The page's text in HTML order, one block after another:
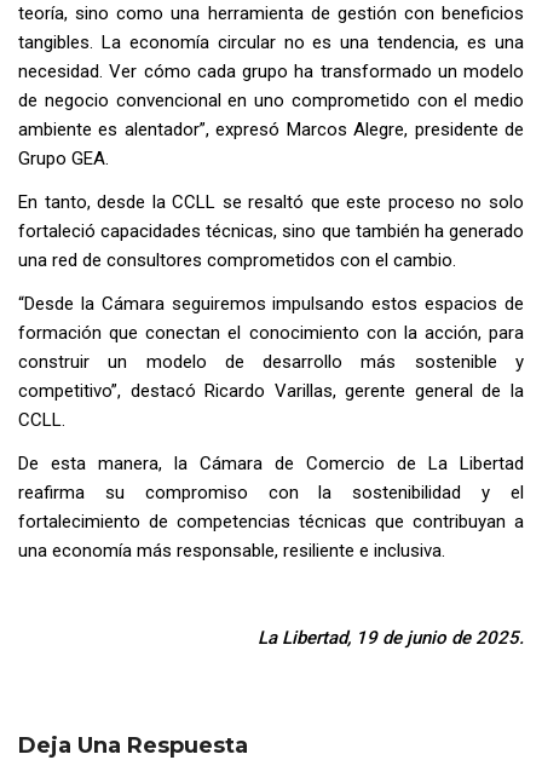
teoría, sino como una herramienta de gestión con beneficios
tangibles. La economía circular no es una tendencia, es una
necesidad. Ver cómo cada grupo ha transformado un modelo
de negocio convencional en uno comprometido con el medio
ambiente es alentador”, expresó Marcos Alegre, presidente de
Grupo GEA.
En tanto, desde la CCLL se resaltó que este proceso no solo
fortaleció capacidades técnicas, sino que también ha generado
una red de consultores comprometidos con el cambio.
“Desde la Cámara seguiremos impulsando estos espacios de
formación que conectan el conocimiento con la acción, para
construir un modelo de desarrollo más sostenible y
competitivo”, destacó Ricardo Varillas, gerente general de la
CCLL.
De esta manera, la Cámara de Comercio de La Libertad
reafirma su compromiso con la sostenibilidad y el
fortalecimiento de competencias técnicas que contribuyan a
una economía más responsable, resiliente e inclusiva.
La Libertad, 19 de junio de 2025.
Deja Una Respuesta